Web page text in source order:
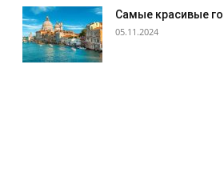
Самые красивые
05.11.2024